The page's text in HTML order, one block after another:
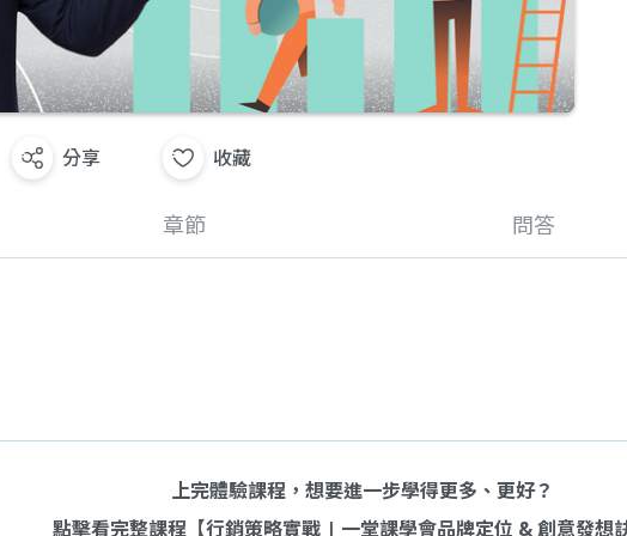
分享 收藏
章節 問答
上完體驗課程，想要進一步學得更多、更好？
點擊看完整課程【行銷策略實戰 | 一堂課學會品牌定位 & 創意發想